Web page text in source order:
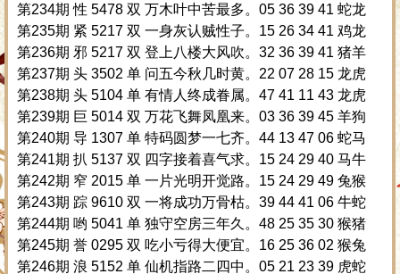
第234期 性 5478 双 万木叶中苦最多。05 36 39 41 蛇龙
第235期 紧 5217 双 一身灰认贼性子。15 26 34 41 鸡龙
第236期 邪 5217 双 登上八楼大风吹。32 36 39 41 猪羊
第237期 头 3502 单 问五今秋几时黄。22 07 28 15 龙虎
第238期 头 5104 单 有情人终成眷属。47 41 11 43 龙虎
第239期 巨 5014 双 万花飞舞凤凰来。03 36 39 45 羊狗
第240期 导 1307 单 特码圆梦一七齐。44 13 47 06 蛇马
第241期 扒 5137 双 四字接着喜气求。15 24 29 40 马牛
第242期 窄 2015 单 一片光明开觉路。15 24 29 49 兔猴
第243期 踪 9610 双 一将成功万骨枯。39 44 41 06 牛蛇
第244期 哟 5041 单 独守空房三年久。48 25 35 30 猴猪
第245期 誉 0295 双 吃小亏得大便宜。16 25 36 02 猴兔
第246期 浪 5152 单 仙机指路二四中。05 21 23 39 虎蛇